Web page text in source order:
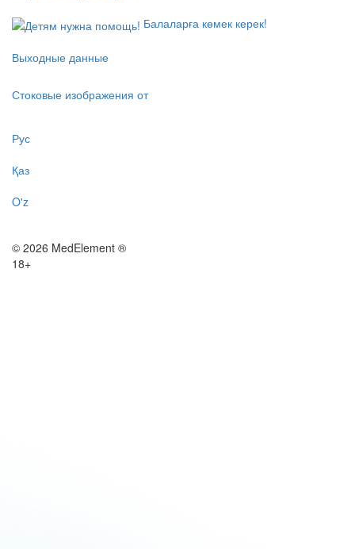
Балаларға көмек керек!
Выходные данные
Стоковые изображения от
Рус
Қаз
O'z
© 2026 MedElement ®
18+